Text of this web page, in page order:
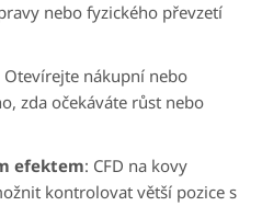
nebo fyzického převzetí
Otevírejte nákupní nebo
zda očekáváte růst nebo
efektem: CFD na kovy
kontrolovat větší pozice s